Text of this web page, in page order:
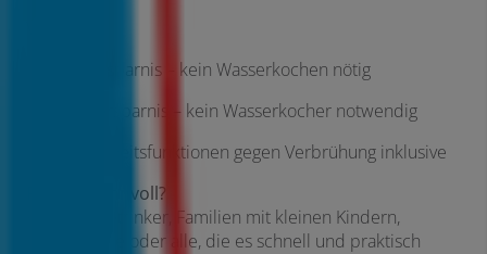
Zeitersparnis – kein Wasserkochen nötig
Platzersparnis – kein Wasserkocher notwendig
Sicherheitsfunktionen gegen Verbrühung inklusive
Für wen sinnvoll?
Für Viel-Teetrinker, Familien mit kleinen Kindern,
Hobbyköche oder alle, die es schnell und praktisch